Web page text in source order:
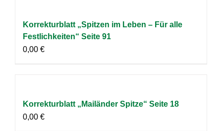
Korrekturblatt „Spitzen im Leben – Für alle
Festlichkeiten“ Seite 91
0,00 €
Korrekturblatt „Mailänder Spitze“ Seite 18
0,00 €